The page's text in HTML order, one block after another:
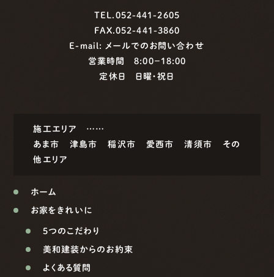
TEL.052-441-2605
FAX.052-441-3860
E-mail:
メールでのお問い合わせ
営業時間 8:00−18:00
定休日 日曜・祝日
施工エリア ……
あま市
津島市 稲沢市 愛西市 清須市
その
他エリア
ホーム
お家をきれいに
5つのこだわり
美和建装からのお約束
よくある質問